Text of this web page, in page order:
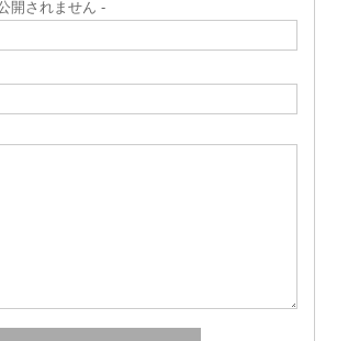
開されません -